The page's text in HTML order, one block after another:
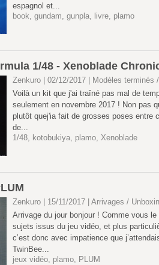
espagnol et...
book, gundam, gunpla, livre, plamo
1/48 - Xenoblade
Zenkuro | 02/12/2017
Modèles terminés
Voilà un kit que j'ai traîné pas mal de
seulement en novembre 2017 ! Non pas
plutôt quej'ia fait de grosses poses entre
de...
1/48, kotobukiya, plamo, Xenoblade
Zenkuro | 15/11/2017
Arrivages /
Arrivage du jour bonjour ! Comme vous
sujets issus du jeu vidéo, et plus
c’est donc avec impatience que
TwinBee...
jeux vidéo, plamo, PLUM